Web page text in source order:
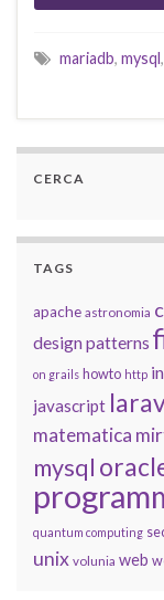
mariadb, mysql,
CERCA
TAGS
apache astronomia
design patterns
on grails howto http
javascript
matematica
mysql
quantum computing
unix volunia web